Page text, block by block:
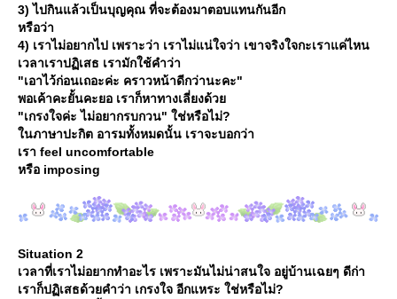
3) ไปกินแล้วเป็นบุญคุณ ที่จะต้องมาตอบแทนกันอีก
หรือว่า
4) เราไม่อยากไป เพราะว่า เราไม่แน่ใจว่า เขาจริงใจกะเราแค่ไหน
เวลาเราปฏิเสธ เรามักใช้คำว่า
"เอาไว้ก่อนเถอะค่ะ คราวหน้าดีกว่านะคะ"
พอเค้าคะยั้นคะยอ เราก็หาทางเลี่ยงด้ว
"เกรงใจค่ะ ไม่อยากรบกวน" ใช่หรือไม่?
นภาษาปะกิต อารมทั้งหมดนั้น เราจะบอกว่า
เรา feel uncomfortable
หรือ imposing
Situation 2
เวลาที่เราไม่อยากทำอะไร เพราะมันไม่น่าสนใจ อยู่บ้านเฉยๆ ดีก่า
เราก็ปฏิเสธด้วยคำว่า เกรงใจ อีกแหระ ใช่หรือไม่?